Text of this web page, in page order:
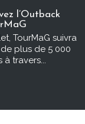
l’Outback
TourMaG suivra
plus de 5 000
à travers...